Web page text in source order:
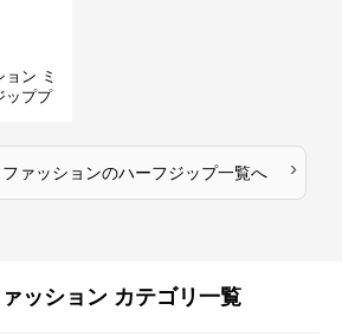
ン ミ
ッププ
ァッションのハーフジップ一覧へ ›
ッション カテゴリ一覧